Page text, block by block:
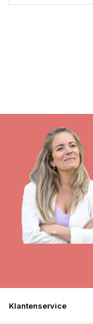
Klantenservice